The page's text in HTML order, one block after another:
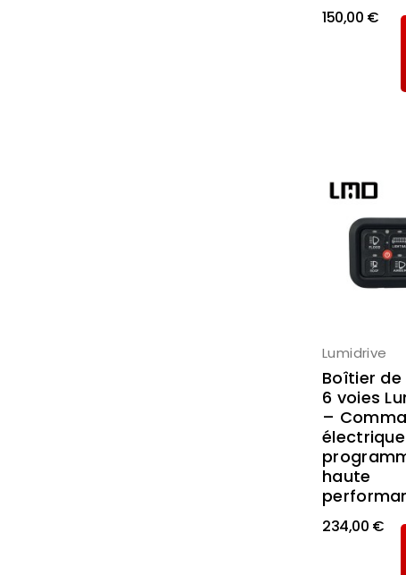
150,00 €
Lumidrive
Boîtier
6 voies
–
électrique
haute
234,00 €